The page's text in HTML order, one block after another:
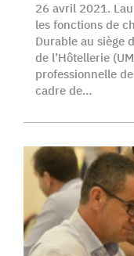
26 avril 2021.
les fonctions de
Durable au siège
de l’Hôtellerie
professionnelle
cadre de…